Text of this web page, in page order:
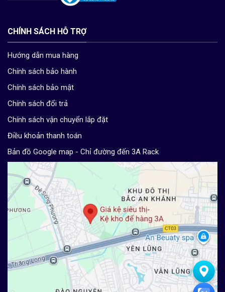
CHÍNH SÁCH HỖ TRỢ
Hướng dẫn mua hàng
Chính sách bảo hành
Chính sách bảo mật
Chính sách đổi trả
Chính sách vận chuyển lắp đặt
Điều khoản thanh toán
Bản đồ Google map - Chỉ đường đến 3A Rack